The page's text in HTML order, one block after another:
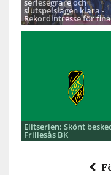
seriesegrare och
slutspelslagen klara -
Rekordintresse för
Elitserien: Skönt
Frillesås BK